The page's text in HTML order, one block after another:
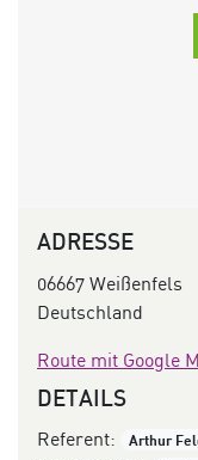
ADRESSE
06667 Weißenfels
Deutschland
Route mit Google
DETAILS
Referent: Arthur